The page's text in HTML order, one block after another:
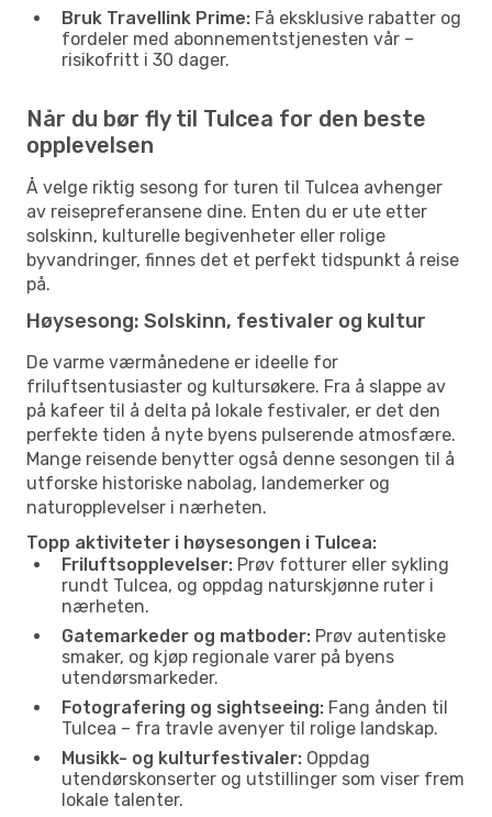
Bruk Travellink Prime: Få eksklusive rabatter og
fordeler med abonnementstjenesten vår –
risikofritt i 30 dager.
Når du bør fly til Tulcea for den beste
opplevelsen
Å velge riktig sesong for turen til Tulcea avhenger
av reisepreferansene dine. Enten du er ute etter
solskinn, kulturelle begivenheter eller rolige
byvandringer, finnes det et perfekt tidspunkt å reise
på.
Høysesong: Solskinn, festivaler og kultur
De varme værmånedene er ideelle for
friluftsentusiaster og kultursøkere. Fra å slappe av
på kafeer til å delta på lokale festivaler, er det den
perfekte tiden å nyte byens pulserende atmosfære.
Mange reisende benytter også denne sesongen til å
utforske historiske nabolag, landemerker og
naturopplevelser i nærheten.
Topp aktiviteter i høysesongen i Tulcea:
Friluftsopplevelser: Prøv fotturer eller sykling
rundt Tulcea, og oppdag naturskjønne ruter i
nærheten.
Gatemarkeder og matboder: Prøv autentiske
smaker, og kjøp regionale varer på byens
utendørsmarkeder.
Fotografering og sightseeing: Fang ånden til
Tulcea – fra travle avenyer til rolige landskap.
Musikk- og kulturfestivaler: Oppdag
utendørskonserter og utstillinger som viser frem
lokale talenter.